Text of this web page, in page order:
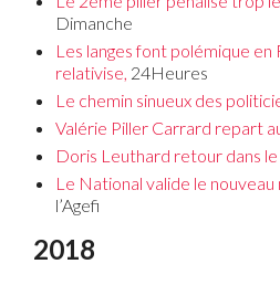
Dimanche
Les langes font polémique en
relativise, 24Heures
Le chemin sinueux des
Valérie Piller Carrard repart
Doris Leuthard retour dans le
Le National valide le nouveau
l’Agefi
2018